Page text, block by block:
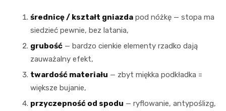
średnicę / kształt gniazda pod nóżkę — stopa ma
siedzieć pewnie, bez latania,
grubość — bardzo cienkie elementy rzadko dają
zauważalny efekt,
twardość materiału — zbyt miękka podkładka =
większe bujanie,
przyczepność od spodu — ryflowanie, antypoślizg,